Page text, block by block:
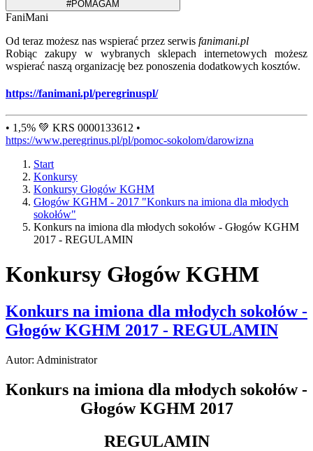
FaniMani
Od teraz możesz nas wspierać przez serwis fanimani.pl
Robiąc zakupy w wybranych sklepach internetowych możesz
wspierać naszą organizację bez ponoszenia dodatkowych kosztów.
https://fanimani.pl/peregrinuspl/
• 1,5% 💚 KRS 0000133612 •
https://www.peregrinus.pl/pl/pomoc-sokolom/darowizna
Start
Konkursy
Konkursy Głogów KGHM
Głogów KGHM - 2017 "Konkurs na imiona dla młodych
sokołów"
Konkurs na imiona dla młodych sokołów - Głogów KGHM
2017 - REGULAMIN
Konkursy Głogów KGHM
Konkurs na imiona dla młodych sokołów -
Głogów KGHM 2017 - REGULAMIN
Autor: Administrator
Konkurs na imiona dla młodych sokołów -
Głogów KGHM 2017
REGULAMIN